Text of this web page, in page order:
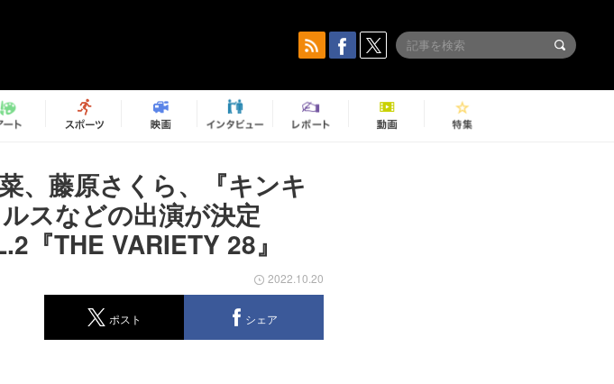
、藤原さくら、『キンキ
スなどの出演が決定
THE VARIETY 28』
2022.10.20
ポスト シェア